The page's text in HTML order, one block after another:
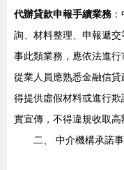
代辦貸款申報手續業務
詢、材料整理、申報遞
事此類業務，應依法進
從業人員應熟悉金融信
得提供虛假材料或進行欺
實宣傳，不得違規收取高
二、 中介機構承諾